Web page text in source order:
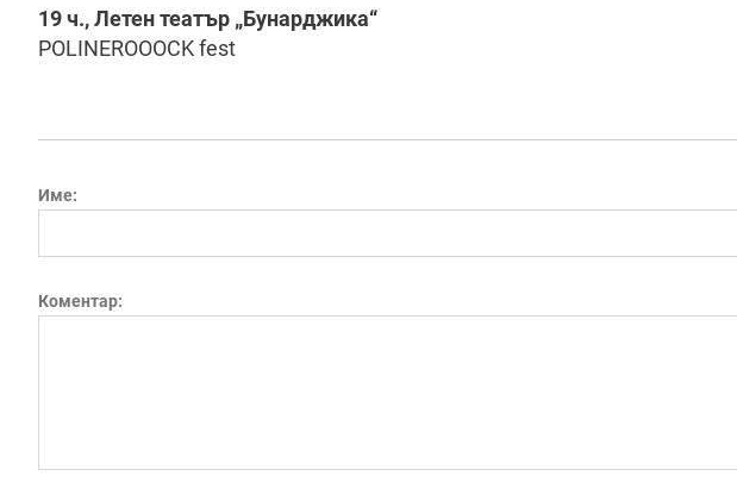
19 ч., Летен театър „Бунарджика“
POLINEROOOCK fest
Име:
Коментар: